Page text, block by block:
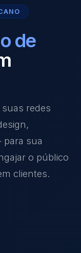
de
redes
para sua
o público
clientes.